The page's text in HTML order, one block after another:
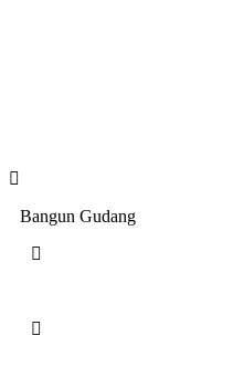
Bangun Gudang